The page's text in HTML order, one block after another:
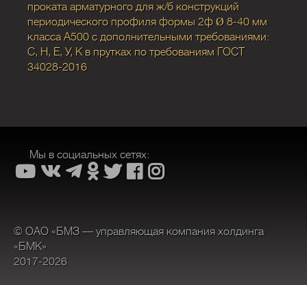
проката арматурного для ж/б конструкций
периодического профиля формы 2ф Ø 8-40 мм
класса А500 с дополнительными требованиями:
С, Н, Е, У, К в прутках по требованиям ГОСТ
34028-2016
Мы в социальных сетях:
© ОАО «БМЗ — управляющая компания холдинга
«БМК»
2017-2026